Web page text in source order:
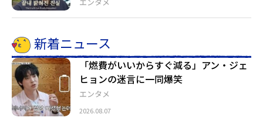
新着ニュース
エンタメ
「燃費がいいからすぐ減る」アン・ジェ
ヒョンの迷言に一同爆笑
2026.08.07